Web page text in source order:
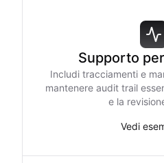
Supporto
Includi tracciamenti e
mantenere audit trail
e la
Vedi